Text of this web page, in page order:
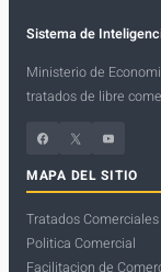
Sistema de
Ministerio de
tratados de libre
Facebook X
YouTube
MAPA DEL SITIO
Tratados Comerciales
Politica Comercial
Facilitacion de